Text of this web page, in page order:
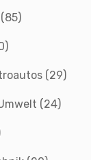
(85)
(29)
(24)